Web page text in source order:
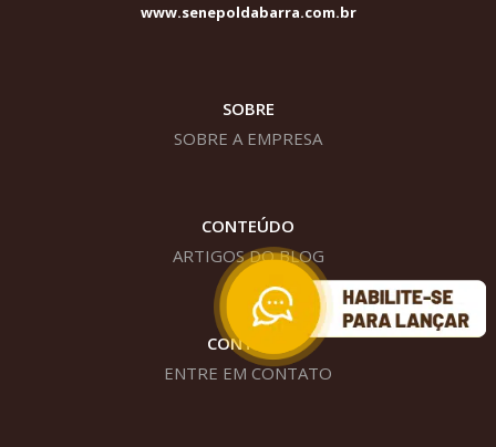
www.senepoldabarra.com.br
SOBRE
SOBRE A EMPRESA
CONTEÚDO
ARTIGOS DO BLOG
CONTATO
ENTRE EM CONTATO